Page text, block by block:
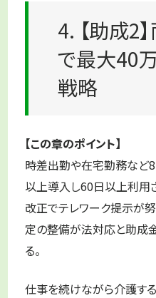
4. 【助成2
で最大40
戦略
【この章のポイント】
時差出勤や在宅勤務など
以上導入し60日以上利用
改正でテレワーク提示が
定の整備が法対応と助成
る。
仕事を続けながら介護す